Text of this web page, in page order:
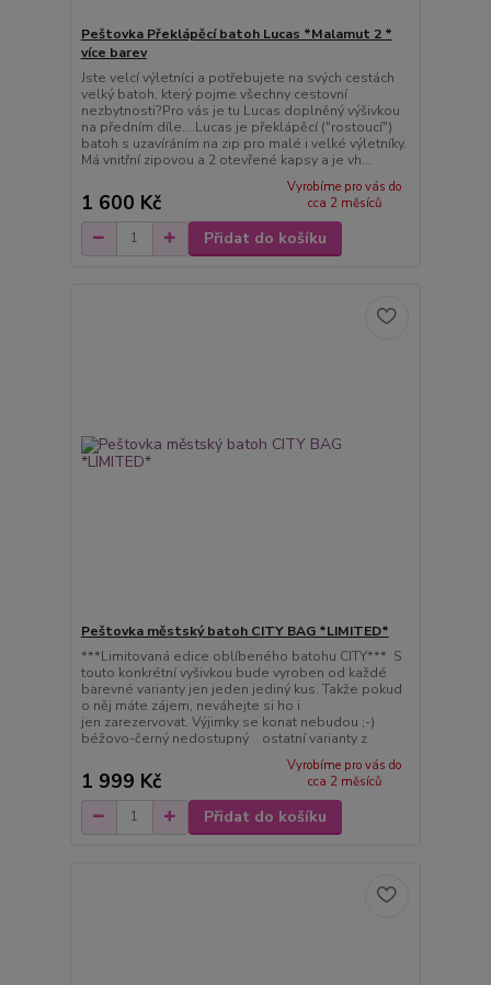
Peštovka Překlápěcí batoh Lucas *Malamut 2 *
více barev
Jste velcí výletníci a potřebujete na svých cestách
velký batoh, který pojme všechny cestovní
nezbytnosti?Pro vás je tu Lucas doplněný výšivkou
na předním díle....Lucas je překlápěcí ("rostoucí")
batoh s uzavíráním na zip pro malé i velké výletníky.
Má vnitřní zipovou a 2 otevřené kapsy a je vh...
1 600 Kč
Vyrobíme pro vás do
cca 2 měsíců
Přidat do košíku
Peštovka městský batoh CITY BAG *LIMITED*
***Limitovaná edice oblíbeného batohu CITY*** S
touto konkrétní vyšivkou bude vyroben od každé
barevné varianty jen jeden jediný kus. Takže pokud
o něj máte zájem, neváhejte si ho i
jen zarezervovat. Výjimky se konat nebudou ;-)
béžovo-černý nedostupný ostatní varianty z
1 999 Kč
Vyrobíme pro vás do
cca 2 měsíců
Přidat do košíku